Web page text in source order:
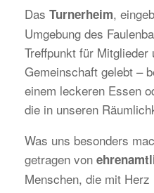
Das Turnerheim,
Umgebung des
Treffpunkt für
Gemeinschaft gelebt –
einem leckeren Essen
die in unseren
Was uns besonders
getragen von
Menschen, die mit